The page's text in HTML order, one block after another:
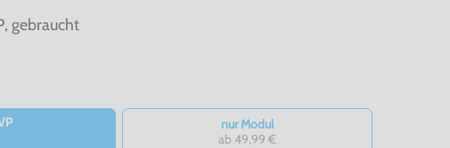
gebraucht
nur Modul
ab 49,99 €